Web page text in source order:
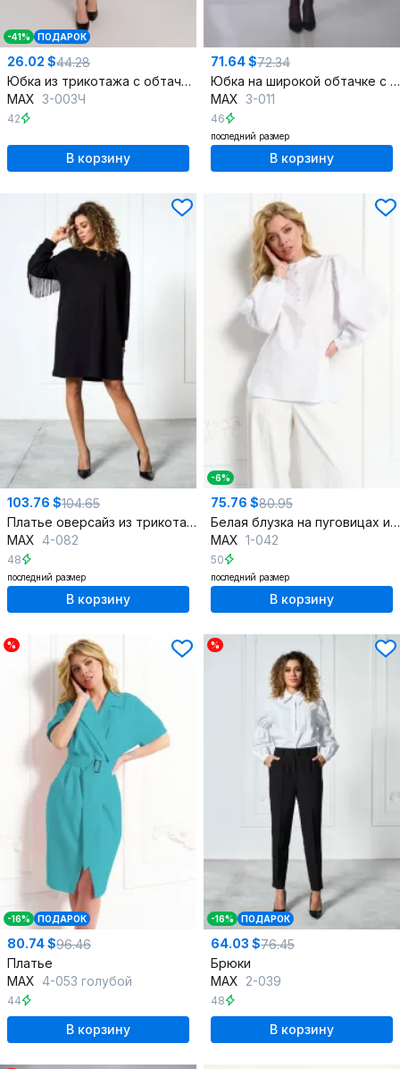
-41% ПОДАРОК
26.02 $44.28
Юбка из трикотажа с обтачкой и потайной молнией
MAX 3-003Ч
42
В корзину
71.64 $72.34
Юбка на широкой обтачке с разрезом и декоративными клапанами
MAX 3-011
46
последний размер
В корзину
103.76 $104.65
Платье оверсайз из трикотажа с бахромой и съёмным декором
MAX 4-082
48
последний размер
В корзину
-6%
75.76 $80.95
Белая блузка на пуговицах из хлопка и текстиля
MAX 1-042
50
последний размер
В корзину
%
-16% ПОДАРОК
80.74 $96.46
Платье
MAX 4-053 голубой
44
В корзину
%
-16% ПОДАРОК
64.03 $76.45
Брюки
MAX 2-039
48
В корзину